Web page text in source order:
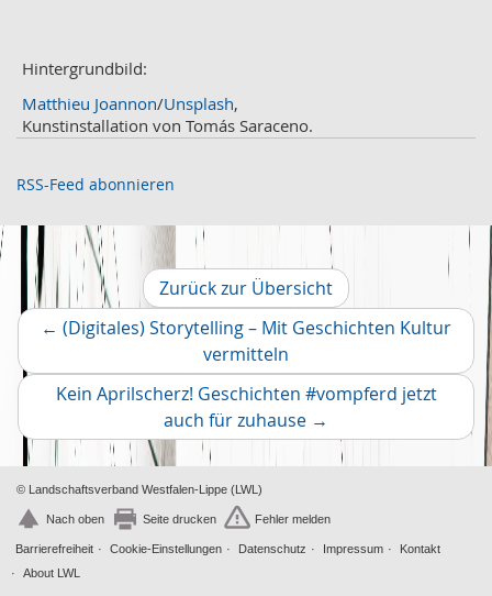
November 2
Oktober
September 2
August
Mai
April 2
März 2
Februar 2
Januar 1
Dezember 2
Oktober 4
Hintergrundbild:
Matthieu Joannon/Unsplash,
Kunstinstallation von Tomás Saraceno.
RSS-Feed abonnieren
← (Digitales) Storytelling – Mit Geschichten Kultur
vermitteln
Artikel
Zurück zur Übersicht
Kein Aprilscherz! Geschichten #vompferd jetzt
auch für zuhause Nächster
Artikel
→
© Landschaftsverband Westfalen-Lippe (LWL)
Nach oben Seite drucken Fehler melden
Barrierefreiheit Cookie-Einstellungen Datenschutz Impressum
Kontakt
About LWL